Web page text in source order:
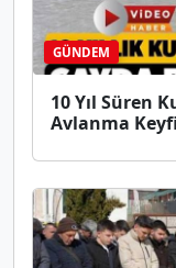
GÜNDEM
10 Yıl Süren
Avlanma Keyfi